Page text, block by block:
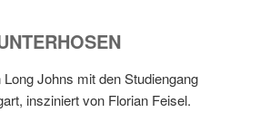
Johns mit den Studiengang
insziniert von Florian Feisel.